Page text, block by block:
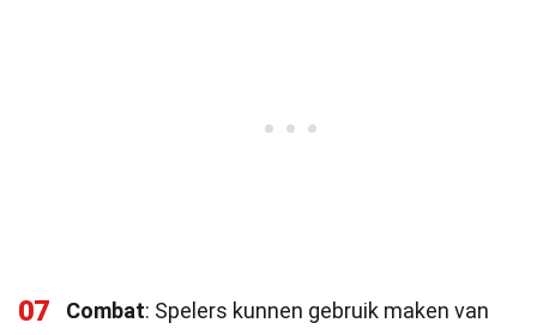
07 Combat: Spelers kunnen gebruik maken van